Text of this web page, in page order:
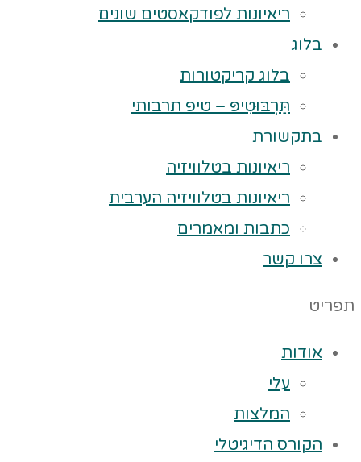
ריאיונות לפודקאסטים שונים
בלוג
בלוג קריקטורות
תַּרְבּוּטִיפּ – טיפ תרבותי
בתקשורת
ריאיונות בטלוויזיה
ריאיונות בטלוויזיה הערבית
כתבות ומאמרים
צרו קשר
תפריט
אודות
עלי
המלצות
הקורס הדיגיטלי